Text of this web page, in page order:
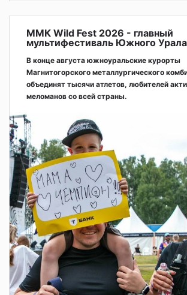
ММК Wild Fest 2026 - главный
мультифестиваль Южного Урала
В конце августа южноуральские курорты
Магнитогорского металлургического
объединят тысячи атлетов, любителей
меломанов со всей страны.